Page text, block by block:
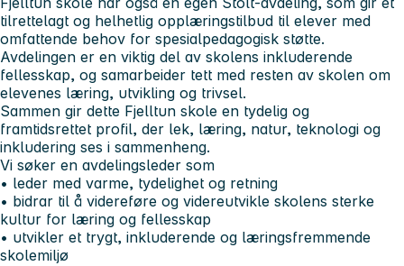
tilrettelagt og helhetlig opplæringstilbud til elever med
omfattende behov for spesialpedagogisk støtte.
Avdelingen er en viktig del av skolens inkluderende
fellesskap, og samarbeider tett med resten av skolen om
elevenes læring, utvikling og trivsel.
Sammen gir dette Fjelltun skole en tydelig og
framtidsrettet profil, der lek, læring, natur, teknologi og
inkludering ses i sammenheng.
Vi søker en avdelingsleder som
• leder med varme, tydelighet og retning
• bidrar til å videreføre og videreutvikle skolens sterke
kultur for læring og fellesskap
• utvikler et trygt, inkluderende og læringsfremmende
skolemiljø